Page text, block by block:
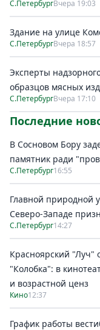
С.ПетербургВчера 19:03
Здание на улице
С.ПетербургВчера 18:57
Эксперты
образцов мясных
С.ПетербургВчера 17:10
Последние
В Сосновом Бору
памятник ради
С.Петербург16:55
Главной природной
Северо-Западе
С.Петербург14:27
Красноярский "Луч"
"Колобка": в
и возрастной ценз
Кино12:37
График работы